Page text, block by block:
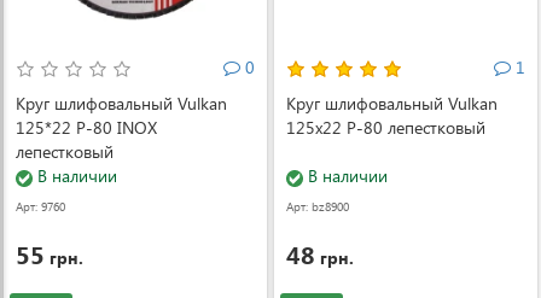
0
Круг шлифовальный Vulkan
125*22 Р-80 INOX
лепестковый
В наличии
Арт: 9760
55 грн.
1
Круг шлифовальный Vulkan
125x22 P-80 лепестковый
В наличии
Арт: bz8900
48 грн.